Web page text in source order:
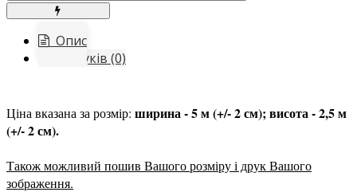
Опис
Відгуків (0)
Ціна вказана за розмір: ширина - 5 м (+/- 2 см); висота - 2,5 м
(+/- 2 см).
Також можливий пошив Вашого розміру і друк Вашого
зображення.